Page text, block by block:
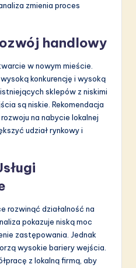
zmienia proces
handlowy
w nowym mieście.
konkurencję i wysoką
sklepów z niskimi
są niskie. Rekomendacja
na nabycie lokalnej
udział rynkowy i
rozwinąć działalność na
pokazuje niską moc
zastępowania. Jednak
wysokie bariery wejścia.
z lokalną firmą, aby